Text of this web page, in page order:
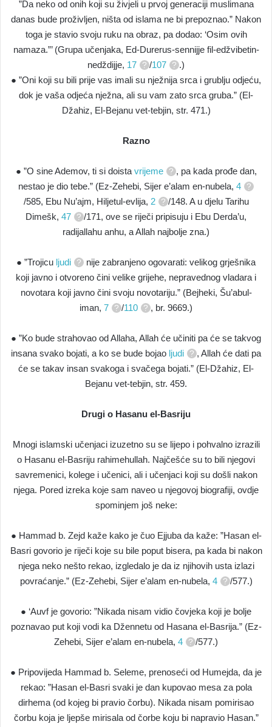
”Da neko od onih koji su živjeli u prvoj generaciji muslimana
danas bude proživljen, ništa od islama ne bi prepoznao.” Nakon
toga je stavio svoju ruku na obraz, pa dodao: ‘Osim ovih
namaza.”’ (Grupa učenjaka, Ed-Durerus-sennijje fil-edžvibetin-
nedždijje, 17 /107
.)
● ”Oni koji su bili prije vas imali su nježnija srca i grublju odjeću,
dok je vaša odjeća nježna, ali su vam zato srca gruba.” (El-
Džahiz, El-Bejanu vet-tebjin, str. 471.)
Razno
● ”O sine Ademov, ti si doista vrijeme
, pa kada prođe dan,
nestao je dio tebe.” (Ez-Zehebi, Sijer e’alam en-nubela, 4
/585, Ebu Nu’ajm, Hiljetul-evlija, 2
/148. A u djelu Tarihu
Dimešk, 47
/171, ove se riječi pripisuju i Ebu Derda’u,
radijallahu anhu, a Allah najbolje zna.)
● ”Trojicu ljudi
nije zabranjeno ogovarati: velikog grješnika
koji javno i otvoreno čini velike grijehe, nepravednog vladara i
novotara koji javno čini svoju novotariju.” (Bejheki, Šu’abul-
iman, 7 /110 , br. 9669.)
● ”Ko bude strahovao od Allaha, Allah će učiniti pa će se takvog
insana svako bojati, a ko se bude bojao ljudi
, Allah će dati pa
će se takav insan svakoga i svačega bojati.” (El-Džahiz, El-
Bejanu vet-tebjin, str. 459.
Drugi o Hasanu el-Basriju
Mnogi islamski učenjaci izuzetno su se lijepo i pohvalno izrazili
o Hasanu el-Basriju rahimehullah. Najčešće su to bili njegovi
savremenici, kolege i učenici, ali i učenjaci koji su došli nakon
njega. Pored izreka koje sam naveo u njegovoj biografiji, ovdje
spominjem još neke:
● Hammad b. Zejd kaže kako je čuo Ejjuba da kaže: ”Hasan el-
Basri govorio je riječi koje su bile poput bisera, pa kada bi nakon
njega neko nešto rekao, izgledalo je da iz njihovih usta izlazi
povraćanje.” (Ez-Zehebi, Sijer e’alam en-nubela, 4 /577.)
● ‘Auvf je govorio: ”Nikada nisam vidio čovjeka koji je bolje
poznavao put koji vodi ka Džennetu od Hasana el-Basrija.” (Ez-
Zehebi, Sijer e’alam en-nubela, 4 /577.)
● Pripovijeda Hammad b. Seleme, prenoseći od Humejda, da je
rekao: ”Hasan el-Basri svaki je dan kupovao mesa za pola
dirhema (od kojeg bi pravio čorbu). Nikada nisam pomirisao
čorbu koja je ljepše mirisala od čorbe koju bi napravio Hasan.”